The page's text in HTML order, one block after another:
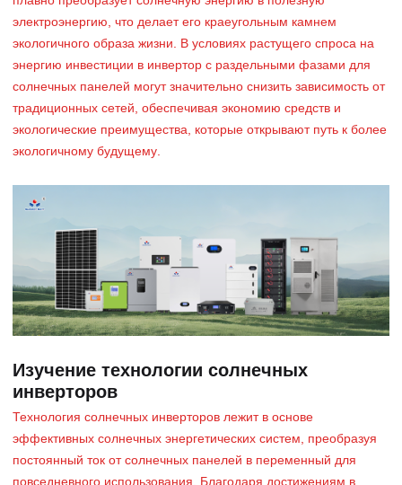
электроэнергию, что делает его краеугольным камнем
экологичного образа жизни. В условиях растущего спроса на
энергию инвестиции в инвертор с раздельными фазами для
солнечных панелей могут значительно снизить зависимость от
традиционных сетей, обеспечивая экономию средств и
экологические преимущества, которые открывают путь к более
экологичному будущему.
Изучение технологии солнечных
инверторов
Технология солнечных инверторов лежит в основе
эффективных солнечных энергетических систем, преобразуя
постоянный ток от солнечных панелей в переменный для